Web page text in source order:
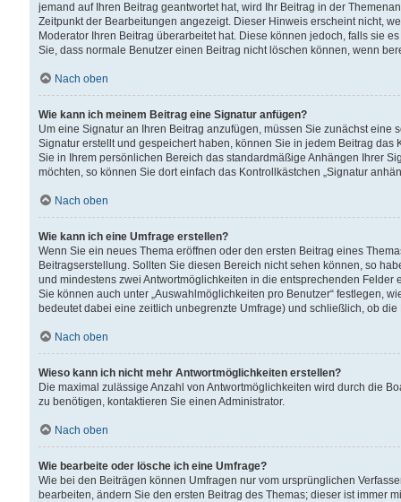
jemand auf Ihren Beitrag geantwortet hat, wird Ihr Beitrag in der
Zeitpunkt der Bearbeitungen angezeigt. Dieser Hinweis erscheint nicht,
Moderator Ihren Beitrag überarbeitet hat. Diese können jedoch, falls sie
Sie, dass normale Benutzer einen Beitrag nicht löschen können, wenn
Nach oben
Wie kann ich meinem Beitrag eine Signatur anfügen?
Um eine Signatur an Ihren Beitrag anzufügen, müssen Sie zunächst
Signatur erstellt und gespeichert haben, können Sie in jedem Beitrag
Sie in Ihrem persönlichen Bereich das standardmäßige Anhängen Ihrer
möchten, so können Sie dort einfach das Kontrollkästchen „Signatur
Nach oben
Wie kann ich eine Umfrage erstellen?
Wenn Sie ein neues Thema eröffnen oder den ersten Beitrag eines
Beitragserstellung. Sollten Sie diesen Bereich nicht sehen können, so
und mindestens zwei Antwortmöglichkeiten in die entsprechenden
Sie können auch unter „Auswahlmöglichkeiten pro Benutzer“ festlegen,
bedeutet dabei eine zeitlich unbegrenzte Umfrage) und schließlich, ob
Nach oben
Wieso kann ich nicht mehr Antwortmöglichkeiten erstellen?
Die maximal zulässige Anzahl von Antwortmöglichkeiten wird durch die
zu benötigen, kontaktieren Sie einen Administrator.
Nach oben
Wie bearbeite oder lösche ich eine Umfrage?
Wie bei den Beiträgen können Umfragen nur vom ursprünglichen
bearbeiten, ändern Sie den ersten Beitrag des Themas; dieser ist immer